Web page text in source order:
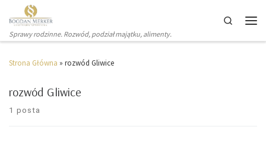
Sprawy rodzinne. Rozwód, podział majątku, alimenty.
Search
Strona Główna » rozwód Gliwice
rozwód Gliwice
1 posta